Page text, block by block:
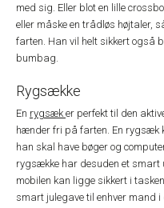
med sig. Eller blot en lille
eller måske en trådløs højtaler,
farten. Han vil helt sikkert også
bumbag.
Rygsække
En rygsæker perfekt til den
hænder fri på farten. En rygsæk
han skal have bøger og
rygsække har desuden et smart
mobilen kan ligge sikkert i
smart julegave til enhver mand i